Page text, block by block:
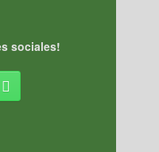
sociales!